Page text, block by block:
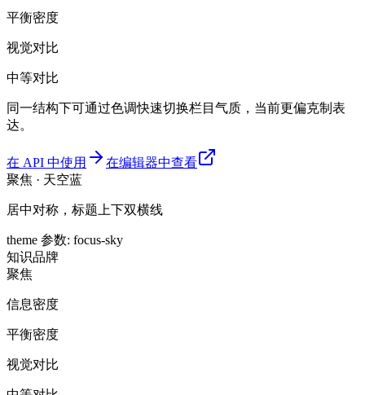
平衡密度
视觉对比
中等对比
同一结构下可通过色调快速切换栏目气质，当前更偏克制表
达。
在 API 中使用
在编辑器中查看
聚焦 · 天空蓝
居中对称，标题上下双横线
theme 参数: focus-sky
知识品牌
聚焦
信息密度
平衡密度
视觉对比